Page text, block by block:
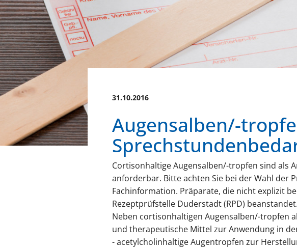
31.10.2016
Augensalben/-
Cortisonhaltige Augensalben/-tropfen sind als
anforderbar. Bitte achten Sie bei der Wahl der
Fachinformation. Präparate, die nicht explizit
Rezeptprüfstelle Duderstadt (RPD) beanstandet.
Neben cortisonhaltigen Augensalben/-tropfen
und therapeutische Mittel zur Anwendung in
- acetylcholinhaltige Augentropfen zur